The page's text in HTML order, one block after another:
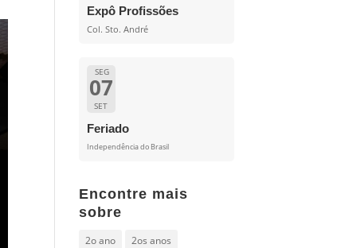
Expô Profissões
Col. Sto. André
SEG
07
SET
Feriado
Independência do Brasil
Encontre mais
sobre
2o ano
2os anos